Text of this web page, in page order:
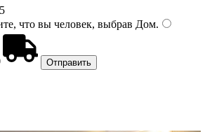
5
что вы человек, выбрав Дом.